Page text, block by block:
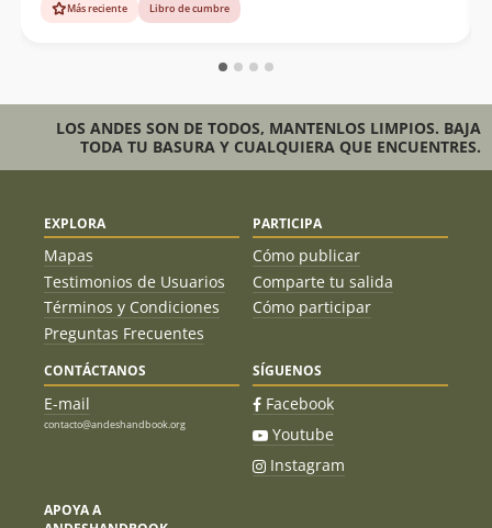
Más reciente Libro de cumbre
LOS ANDES SON DE TODOS, MANTENLOS LIMPIOS. BAJA
TODA TU BASURA Y CUALQUIERA QUE ENCUENTRES.
EXPLORA
Mapas
Testimonios de Usuarios
Términos y Condiciones
Preguntas Frecuentes
PARTICIPA
Cómo publicar
Comparte tu salida
Cómo participar
CONTÁCTANOS
E-mail
contacto@andeshandbook.org
SÍGUENOS
Facebook
Youtube
Instagram
APOYA A